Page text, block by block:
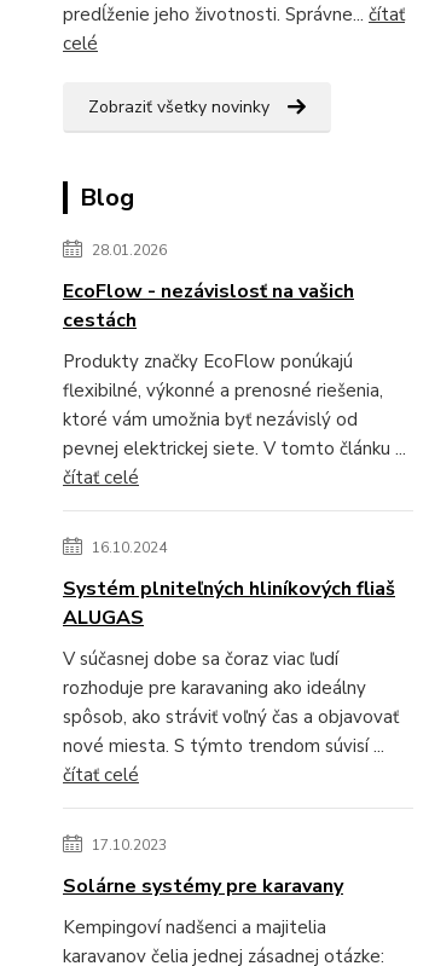
predĺženie jeho životnosti. Správne... čítať
celé
Zobraziť všetky novinky
Blog
28.01.2026
EcoFlow - nezávislosť na vašich
cestách
Produkty značky EcoFlow ponúkajú
flexibilné, výkonné a prenosné riešenia,
ktoré vám umožnia byť nezávislý od
pevnej elektrickej siete. V tomto článku ...
čítať celé
16.10.2024
Systém plniteľných hliníkových fliaš
ALUGAS
V súčasnej dobe sa čoraz viac ľudí
rozhoduje pre karavaning ako ideálny
spôsob, ako stráviť voľný čas a objavovať
nové miesta. S týmto trendom súvisí ...
čítať celé
17.10.2023
Solárne systémy pre karavany
Kempingoví nadšenci a majitelia
karavanov čelia jednej zásadnej otázke: